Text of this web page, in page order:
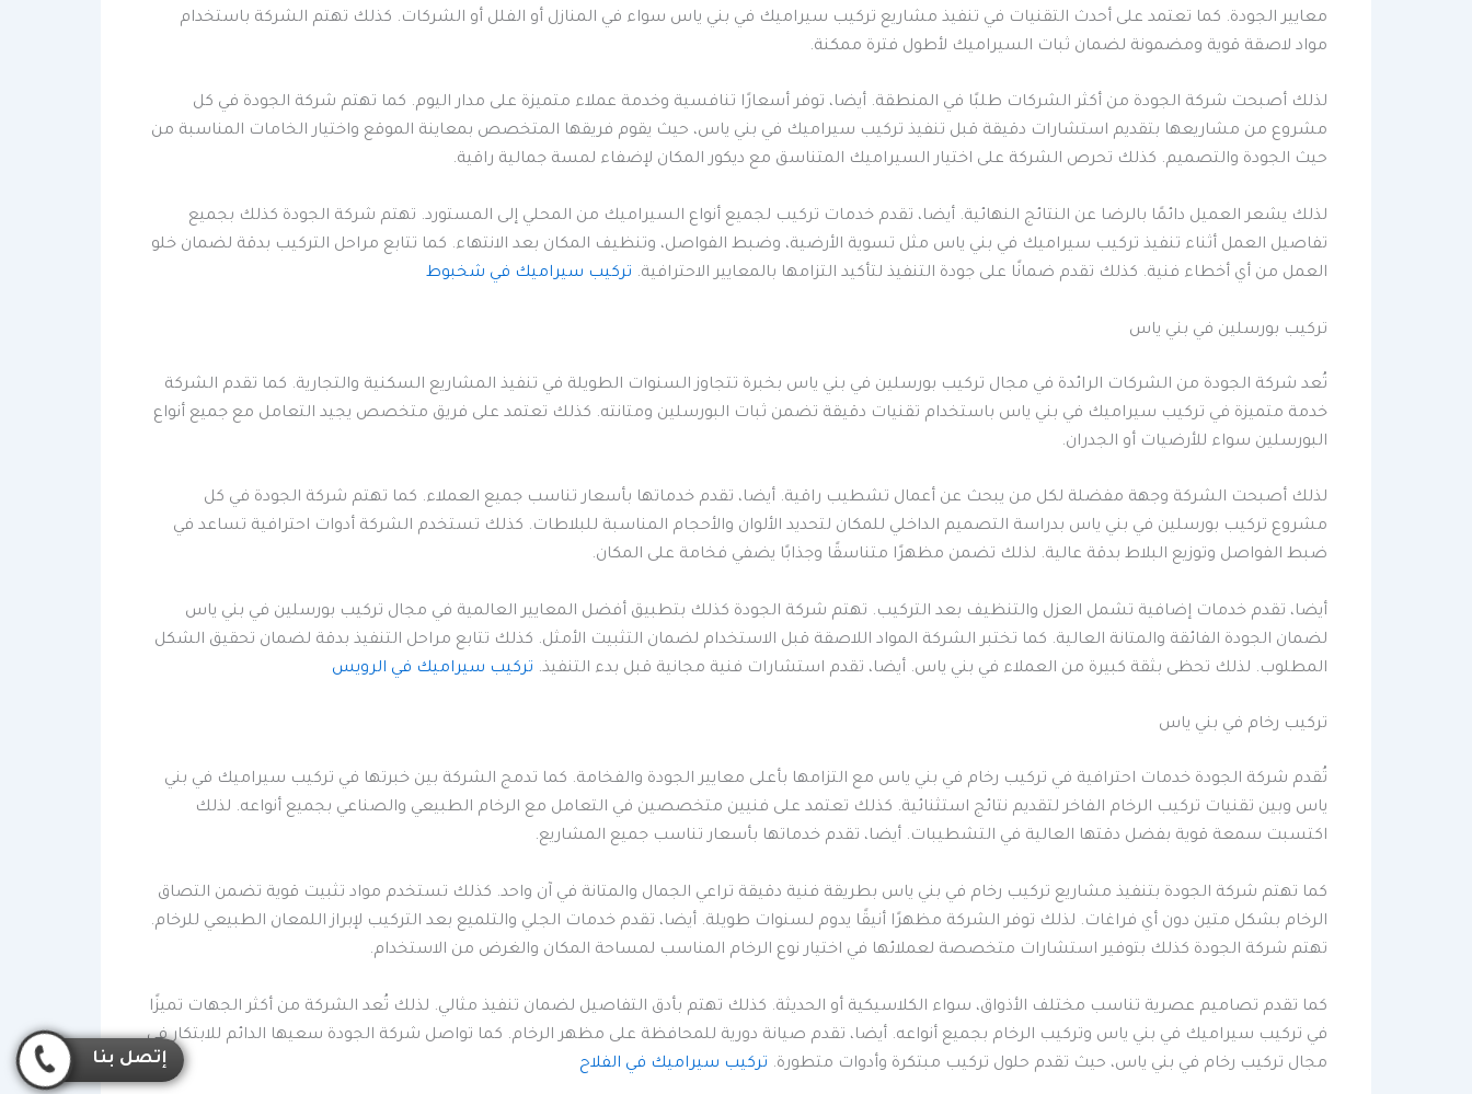
معايير الجودة. كما تعتمد على أحدث التقنيات في تنفيذ مشاريع تركيب سيراميك في بني ياس سواء في المنازل أو الفلل أو الشركات. كذلك تهتم الشركة باستخدام
مواد لاصقة قوية ومضمونة لضمان ثبات السيراميك لأطول فترة ممكنة.
لذلك أصبحت شركة الجودة من أكثر الشركات طلبًا في المنطقة. أيضا، توفر أسعارًا تنافسية وخدمة عملاء متميزة على مدار اليوم. كما تهتم شركة الجودة في كل
مشروع من مشاريعها بتقديم استشارات دقيقة قبل تنفيذ تركيب سيراميك في بني ياس، حيث يقوم فريقها المتخصص بمعاينة الموقع واختيار الخامات المناسبة من
حيث الجودة والتصميم. كذلك تحرص الشركة على اختيار السيراميك المتناسق مع ديكور المكان لإضفاء لمسة جمالية راقية.
لذلك يشعر العميل دائمًا بالرضا عن النتائج النهائية. أيضا، تقدم خدمات تركيب لجميع أنواع السيراميك من المحلي إلى المستورد. تهتم شركة الجودة كذلك بجميع
تفاصيل العمل أثناء تنفيذ تركيب سيراميك في بني ياس مثل تسوية الأرضية، وضبط الفواصل، وتنظيف المكان بعد الانتهاء. كما تتابع مراحل التركيب بدقة لضمان خلو
العمل من أي أخطاء فنية. كذلك تقدم ضمانًا على جودة التنفيذ لتأكيد التزامها بالمعايير الاحترافية. تركيب سيراميك في شخبوط
تركيب بورسلين في بني ياس
تُعد شركة الجودة من الشركات الرائدة في مجال تركيب بورسلين في بني ياس بخبرة تتجاوز السنوات الطويلة في تنفيذ المشاريع السكنية والتجارية. كما تقدم الشركة
خدمة متميزة في تركيب سيراميك في بني ياس باستخدام تقنيات دقيقة تضمن ثبات البورسلين ومتانته. كذلك تعتمد على فريق متخصص يجيد التعامل مع جميع أنواع
البورسلين سواء للأرضيات أو الجدران.
لذلك أصبحت الشركة وجهة مفضلة لكل من يبحث عن أعمال تشطيب راقية. أيضا، تقدم خدماتها بأسعار تناسب جميع العملاء. كما تهتم شركة الجودة في كل
مشروع تركيب بورسلين في بني ياس بدراسة التصميم الداخلي للمكان لتحديد الألوان والأحجام المناسبة للبلاطات. كذلك تستخدم الشركة أدوات احترافية تساعد في
ضبط الفواصل وتوزيع البلاط بدقة عالية. لذلك تضمن مظهرًا متناسقًا وجذابًا يضفي فخامة على المكان.
أيضا، تقدم خدمات إضافية تشمل العزل والتنظيف بعد التركيب. تهتم شركة الجودة كذلك بتطبيق أفضل المعايير العالمية في مجال تركيب بورسلين في بني ياس
لضمان الجودة الفائقة والمتانة العالية. كما تختبر الشركة المواد اللاصقة قبل الاستخدام لضمان التثبيت الأمثل. كذلك تتابع مراحل التنفيذ بدقة لضمان تحقيق الشكل
المطلوب. لذلك تحظى بثقة كبيرة من العملاء في بني ياس. أيضا، تقدم استشارات فنية مجانية قبل بدء التنفيذ. تركيب سيراميك في الرويس
تركيب رخام في بني ياس
تُقدم شركة الجودة خدمات احترافية في تركيب رخام في بني ياس مع التزامها بأعلى معايير الجودة والفخامة. كما تدمج الشركة بين خبرتها في تركيب سيراميك في بني
ياس وبين تقنيات تركيب الرخام الفاخر لتقديم نتائج استثنائية. كذلك تعتمد على فنيين متخصصين في التعامل مع الرخام الطبيعي والصناعي بجميع أنواعه. لذلك
اكتسبت سمعة قوية بفضل دقتها العالية في التشطيبات. أيضا، تقدم خدماتها بأسعار تناسب جميع المشاريع.
كما تهتم شركة الجودة بتنفيذ مشاريع تركيب رخام في بني ياس بطريقة فنية دقيقة تراعي الجمال والمتانة في آن واحد. كذلك تستخدم مواد تثبيت قوية تضمن التصاق
الرخام بشكل متين دون أي فراغات. لذلك توفر الشركة مظهرًا أنيقًا يدوم لسنوات طويلة. أيضا، تقدم خدمات الجلي والتلميع بعد التركيب لإبراز اللمعان الطبيعي للرخام.
تهتم شركة الجودة كذلك بتوفير استشارات متخصصة لعملائها في اختيار نوع الرخام المناسب لمساحة المكان والغرض من الاستخدام.
كما تقدم تصاميم عصرية تناسب مختلف الأذواق، سواء الكلاسيكية أو الحديثة. كذلك تهتم بأدق التفاصيل لضمان تنفيذ مثالي. لذلك تُعد الشركة من أكثر الجهات تميزًا
في تركيب سيراميك في بني ياس وتركيب الرخام بجميع أنواعه. أيضا، تقدم صيانة دورية للمحافظة على مظهر الرخام. كما تواصل شركة الجودة سعيها الدائم للابتكار في
مجال تركيب رخام في بني ياس، حيث تقدم حلول تركيب مبتكرة وأدوات متطورة. تركيب سيراميك في الفلاح إتصل بنا